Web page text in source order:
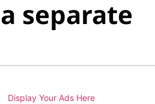
separate
Display Your Ads Here